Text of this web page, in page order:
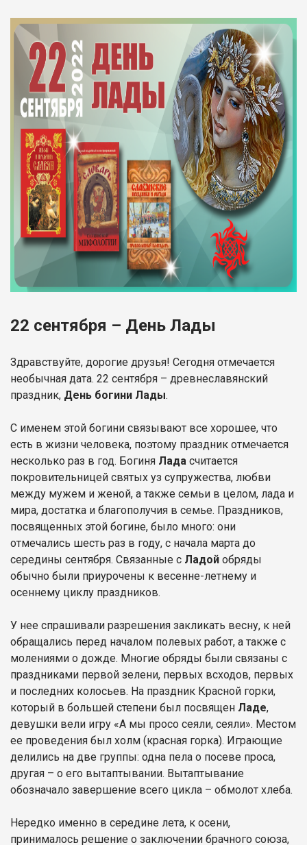
22 сентября – День Лады
Здравствуйте, дорогие друзья! Сегодня отмечается
необычная дата. 22 сентября – древнеславянский
праздник, День богини Лады.
С именем этой богини связывают все хорошее, что
есть в жизни человека, поэтому праздник отмечается
несколько раз в год. Богиня Лада считается
покровительницей святых уз супружества, любви
между мужем и женой, а также семьи в целом, лада и
мира, достатка и благополучия в семье. Праздников,
посвященных этой богине, было много: они
отмечались шесть раз в году, с начала марта до
середины сентября. Связанные с Ладой обряды
обычно были приурочены к весенне-летнему и
осеннему циклу праздников.
У нее спрашивали разрешения закликать весну, к ней
обращались перед началом полевых работ, а также с
молениями о дожде. Многие обряды были связаны с
праздниками первой зелени, первых всходов, первых
и последних колосьев. На праздник Красной горки,
который в большей степени был посвящен Ладе,
девушки вели игру «А мы просо сеяли, сеяли». Местом
ее проведения был холм (красная горка). Играющие
делились на две группы: одна пела о посеве проса,
другая – о его вытаптывании. Вытаптывание
обозначало завершение всего цикла – обмолот хлеба.
Нередко именно в середине лета, к осени,
принималось решение о заключении брачного союза,